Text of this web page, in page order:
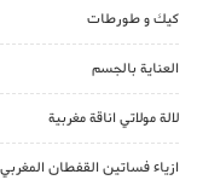
كيك و طورطات
العناية بالجسم
لالة مولاتي اناقة مغربية
ازياء فساتين القفطان المغربي